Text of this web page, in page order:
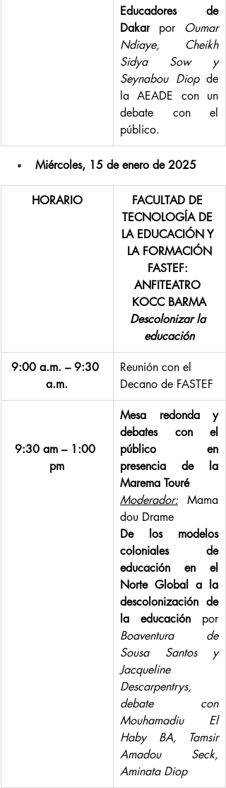
Educadores de
Dakar por Oumar
Ndiaye, Cheikh
Sidya Sow y
Seynabou Diop de
la AEADE con un
debate con el
público.
Miércoles, 15 de enero de 2025
HORARIO
FACULTAD DE
TECNOLOGÍA DE
LA EDUCACIÓN Y
LA FORMACIÓN
FASTEF:
ANFITEATRO
KOCC BARMA
Descolonizar la
educación
9:00 a.m. – 9:30
a.m.
Reunión con el
Decano de FASTEF
9:30 am – 1:00
pm
Mesa redonda y
debates con el
público en
presencia de la
Marema Touré
Moderador: Mama
dou Drame
De los modelos
coloniales de
educación en el
Norte Global a la
descolonización de
la educación
por
Boaventura de
Sousa Santos y
Jacqueline
Descarpentrys,
debate con
Mouhamadiu El
Haby BA, Tamsir
Amadou Seck,
Aminata Diop